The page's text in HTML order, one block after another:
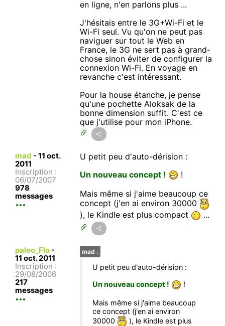
en ligne, n'en parlons plus ...
J'hésitais entre le 3G+Wi-Fi et le
Wi-Fi seul. Vu qu'on ne peut pas
naviguer sur tout le Web en
France, le 3G ne sert pas à grand-
chose sinon éviter de configurer la
connexion Wi-Fi. En voyage en
revanche c'est intéressant.
Pour la house étanche, je pense
qu'une pochette Aloksak de la
bonne dimension suffit. C'est ce
que j'utilise pour mon iPhone.
mad - 11 oct.
2011
Inscription :
06/07/2007
978
messages
U petit peu d'auto-dérision :
Un nouveau concept !
!
Mais même si j'aime beaucoup ce
concept (j'en ai environ 30000
), le Kindle est plus compact
...
paleo_Flo -
11 oct. 2011
Inscription :
29/08/2006
217
messages
mad :
U petit peu d'auto-dérision :
Un nouveau concept !
!
Mais même si j'aime beaucoup
ce concept (j'en ai environ
30000
), le Kindle est plus